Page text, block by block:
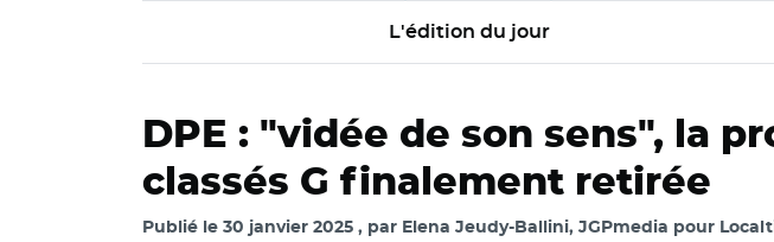
L'édition du jour
DPE : "vidée de son sens", la
classés G finalement retirée
Publié le 30 janvier 2025 par Elena Jeudy-Ballini, JGPmedia pour